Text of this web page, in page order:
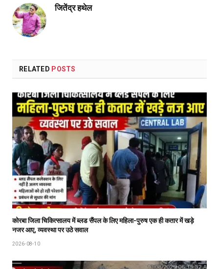
जितेंद्र हथेल
RELATED POSTS
कोरबा जिला चिकित्सालय में ब्लड सैंपल के लिए महिला-पुरुष एक ही कतार में खड़े
नजर आए, व्यवस्था पर उठे सवाल
2026-08-10